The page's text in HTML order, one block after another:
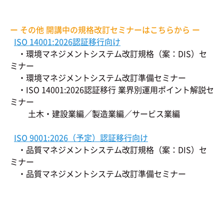
ー その他 開講中の規格改訂セミナーはこちらから ー
ISO 14001:2026認証移行向け
・環境マネジメントシステム改訂規格（案：DIS）セ
ミナー
・環境マネジメントシステム改訂準備セミナー
・ISO 14001:2026認証移行 業界別運用ポイント解説セ
ミナー
土木・建設業編／製造業編／サービス業編
ISO 9001:2026（予定）認証移行向け
・品質マネジメントシステム改訂規格（案：DIS）セ
ミナー
・品質マネジメントシステム改訂準備セミナー